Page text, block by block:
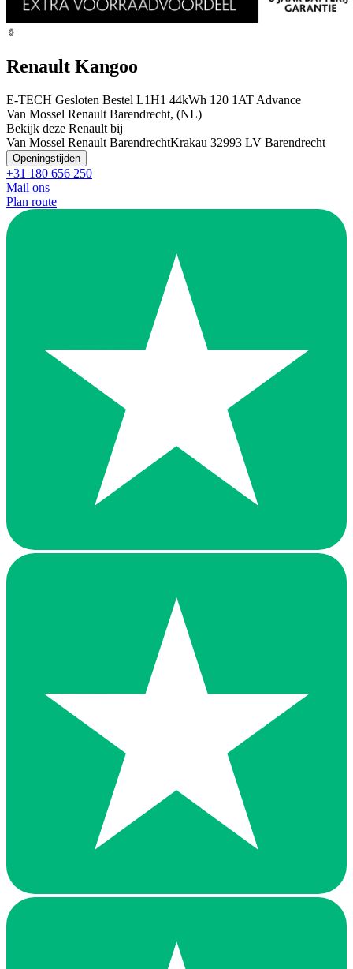
Renault Kangoo
E-TECH Gesloten Bestel L1H1 44kWh 120 1AT Advance
Van Mossel Renault Barendrecht, (NL)
Bekijk deze Renault bij
Van Mossel Renault BarendrechtKrakau 32993 LV Barendrecht
Openingstijden
+31 180 656 250
Mail ons
Plan route